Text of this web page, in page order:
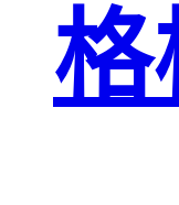
格